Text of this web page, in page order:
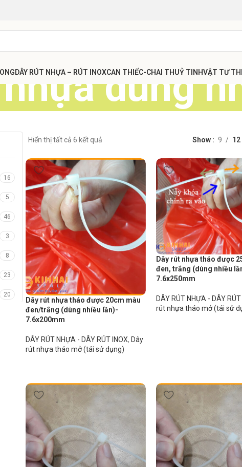
DÂY RÚT NHỰA – RÚT INOXCAN THIẾC-CHAI THUỶ TINHVẬT TƯ
dùng
16
5
46
3
8
23
20
Hiển thị tất cả 6 kết quả Show 9 12
Dây rút nhựa tháo được 20cm màu
đen/trắng (dùng nhiều lần)-
7.6x200mm
DÂY RÚT NHỰA - DÂY RÚT INOX, Dây
rút nhựa tháo mở (tái sử dụng)
Dây rút nhựa tháo được
đen, trắng (dùng nhiều
7.6x250mm
DÂY RÚT NHỰA - DÂY RÚT
rút nhựa tháo mở (tái sử